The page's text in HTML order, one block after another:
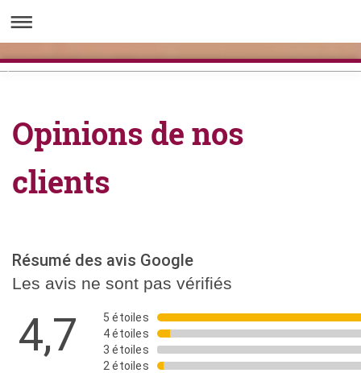
Opinions de nos
clients
Résumé des avis Google
Les avis ne sont pas vérifiés
4,7
5 étoiles
4 étoiles
3 étoiles
2 étoiles